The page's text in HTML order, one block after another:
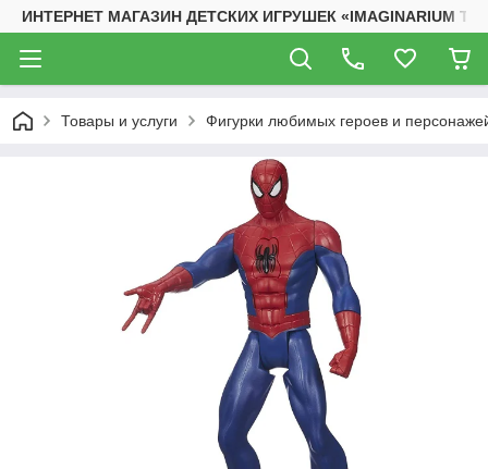
ИНТЕРНЕТ МАГАЗИН ДЕТСКИХ ИГРУШЕК «IMAGINARIUM
Товары и услуги Фигурки любимых героев и